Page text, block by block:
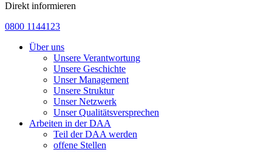
Direkt informieren
0800 1144123
Über uns
Unsere Verantwortung
Unsere Geschichte
Unser Management
Unsere Struktur
Unser Netzwerk
Unser Qualitätsversprechen
Arbeiten in der DAA
Teil der DAA werden
offene Stellen